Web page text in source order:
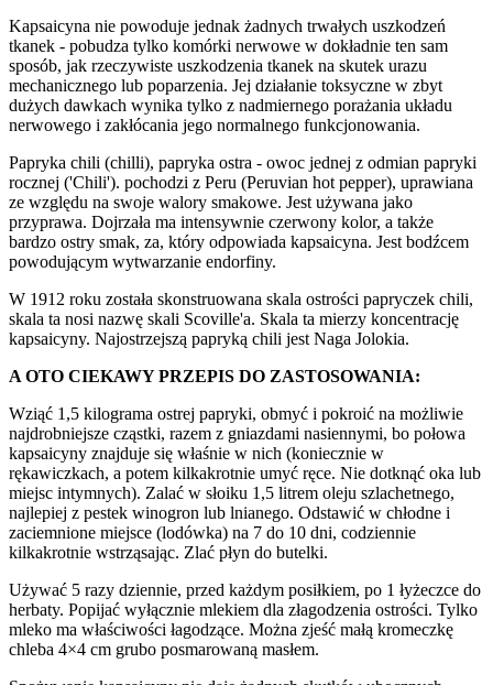
Kapsaicyna nie powoduje jednak żadnych trwałych uszkodzeń
tkanek - pobudza tylko komórki nerwowe w dokładnie ten sam
sposób, jak rzeczywiste uszkodzenia tkanek na skutek urazu
mechanicznego lub poparzenia. Jej działanie toksyczne w zbyt
dużych dawkach wynika tylko z nadmiernego porażania układu
nerwowego i zakłócania jego normalnego funkcjonowania.
Papryka chili (chilli), papryka ostra - owoc jednej z odmian papryki
rocznej ('Chili'). pochodzi z Peru (Peruvian hot pepper), uprawiana
ze względu na swoje walory smakowe. Jest używana jako
przyprawa. Dojrzała ma intensywnie czerwony kolor, a także
bardzo ostry smak, za, który odpowiada kapsaicyna. Jest bodźcem
powodującym wytwarzanie endorfiny.
W 1912 roku została skonstruowana skala ostrości papryczek chili,
skala ta nosi nazwę skali Scoville'a. Skala ta mierzy koncentrację
kapsaicyny. Najostrzejszą papryką chili jest Naga Jolokia.
A OTO CIEKAWY PRZEPIS DO ZASTOSOWANIA:
Wziąć 1,5 kilograma ostrej papryki, obmyć i pokroić na możliwie
najdrobniejsze cząstki, razem z gniazdami nasiennymi, bo połowa
kapsaicyny znajduje się właśnie w nich (koniecznie w
rękawiczkach, a potem kilkakrotnie umyć ręce. Nie dotknąć oka lub
miejsc intymnych). Zalać w słoiku 1,5 litrem oleju szlachetnego,
najlepiej z pestek winogron lub lnianego. Odstawić w chłodne i
zaciemnione miejsce (lodówka) na 7 do 10 dni, codziennie
kilkakrotnie wstrząsając. Zlać płyn do butelki.
Używać 5 razy dziennie, przed każdym posiłkiem, po 1 łyżeczce do
herbaty. Popijać wyłącznie mlekiem dla złagodzenia ostrości. Tylko
mleko ma właściwości łagodzące. Można zjeść małą kromeczkę
chleba 4×4 cm grubo posmarowaną masłem.